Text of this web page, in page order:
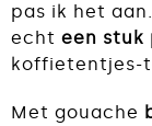
pas ik het
echt een stuk
koffietentjes-
Met gouache